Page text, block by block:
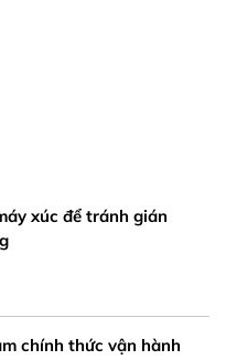
xúc để tránh gián
chính thức vận hành